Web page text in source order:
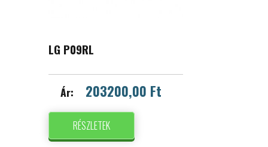
LG P09RL
Ár: 203200,00 Ft
RÉSZLETEK